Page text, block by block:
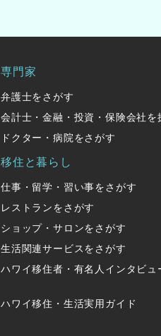
専門家
弁護士をさがす
会計士・金融・投資・保険会社を
ドクター・病院をさがす
移住と暮らし
仕事・留学・習い事をさがす
レストランをさがす
ショップ・サロンをさがす
生活関連サービスをさがす
ハワイ移住者・有名人インタビュ
ハワイ移住・生活実用ガイド